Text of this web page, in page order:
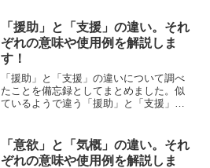
「援助」と「支援」の違い。それ
ぞれの意味や使用例を解説しま
す！
「援助」と「支援」の違いについて調べ
たことを備忘録としてまとめました。似
ているようで違う「援助」と「支援」の
「意欲」と「気概」の違い。それ
ぞれの意味や使用例を解説しま